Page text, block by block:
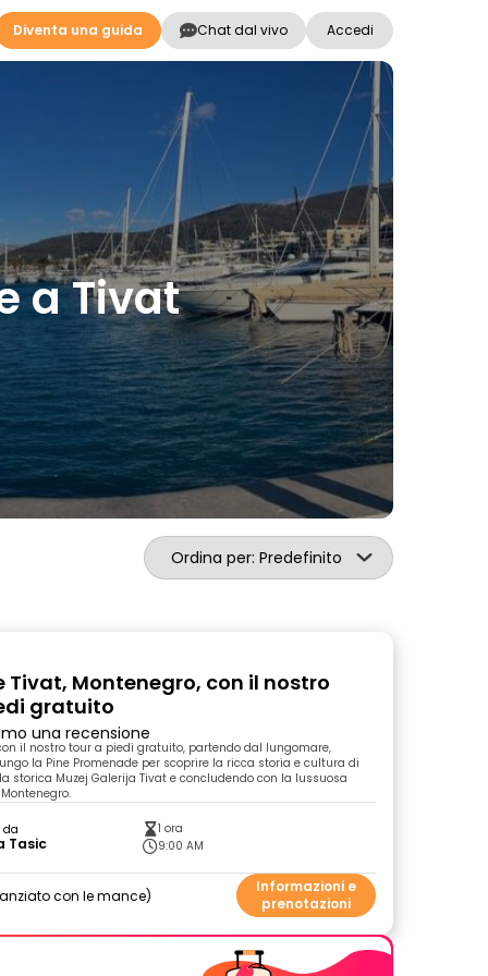
Diventa una guida Chat dal vivo Accedi
a Tivat
Ordina per: Predefinito
Tivat, Montenegro, con il nostro
gratuito
una recensione
il nostro tour a piedi gratuito, partendo dal lungomare,
la Pine Promenade per scoprire la ricca storia e cultura di
storica Muzej Galerija Tivat e concludendo con la lussuosa
da
Tasic
1 ora
9:00 AM
con le mance
Informazioni e
prenotazioni